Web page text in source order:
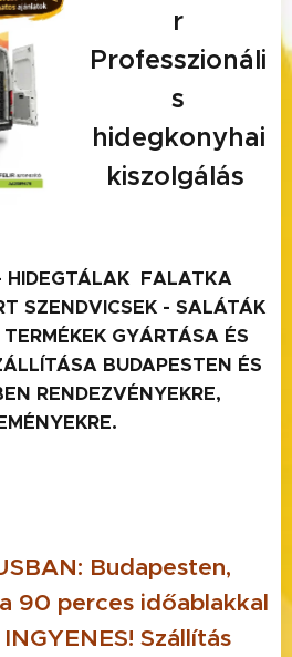
r
Professzionáli
s
hidegkonyhai
kiszolgálás
HIDEGTÁLAK FALATKA
SZENDVICSEK - SALÁTÁK
GYÁRTÁSA ÉS
BUDAPESTEN ÉS
RENDEZVÉNYEKRE,
Budapesten,
90 perces időablakkal
Szállítás